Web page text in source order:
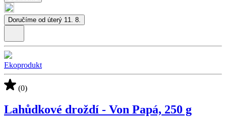
Doručíme od úterý 11. 8.
Ekoprodukt
(0)
Lahůdkové droždí - Von Papá, 250 g